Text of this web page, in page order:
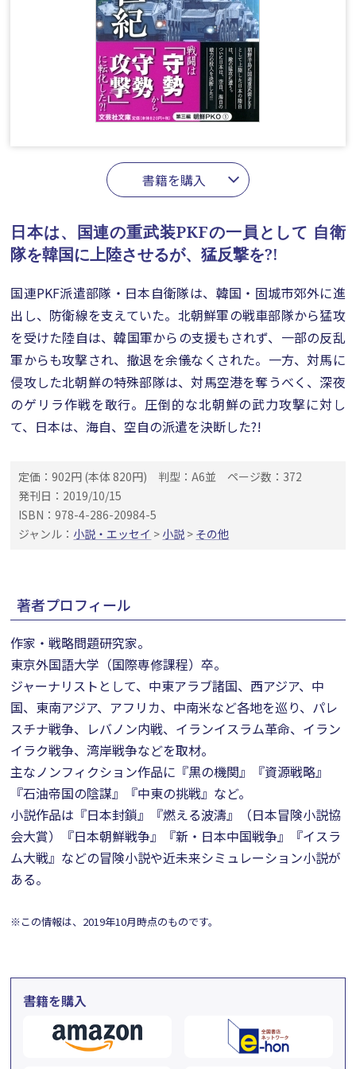
書籍を購入
日本は、国連の重武装PKFの一員として 自衛
隊を韓国に上陸させるが、猛反撃を?!
国連PKF派遣部隊・日本自衛隊は、韓国・固城市郊外に進
出し、防衛線を支えていた。北朝鮮軍の戦車部隊から猛攻
を受けた陸自は、韓国軍からの支援もされず、一部の反乱
軍からも攻撃され、撤退を余儀なくされた。一方、対馬に
侵攻した北朝鮮の特殊部隊は、対馬空港を奪うべく、深夜
のゲリラ作戦を敢行。圧倒的な北朝鮮の武力攻撃に対し
て、日本は、海自、空自の派遣を決断した?!
定価：902円 (本体 820円) 判型：A6並
ページ数：372
発刊日：2019/10/15
ISBN：978-4-286-20984-5
ジャンル： 小説・エッセイ > 小説 > その他
著者プロフィール
作家・戦略問題研究家。
東京外国語大学（国際専修課程）卒。
ジャーナリストとして、中東アラブ諸国、西アジア、中
国、東南アジア、アフリカ、中南米など各地を巡り、パレ
スチナ戦争、レバノン内戦、イランイスラム革命、イラン
イラク戦争、湾岸戦争などを取材。
主なノンフィクション作品に『黒の機関』『資源戦略』
『石油帝国の陰謀』『中東の挑戦』など。
小説作品は『日本封鎖』『燃える波濤』（日本冒険小説協
会大賞）『日本朝鮮戦争』『新・日本中国戦争』『イスラ
ム大戦』などの冒険小説や近未来シミュレーション小説が
ある。
※この情報は、2019年10月時点のものです。
書籍を購入